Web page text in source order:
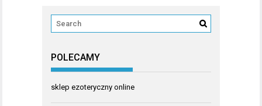
POLECAMY
sklep ezoteryczny online